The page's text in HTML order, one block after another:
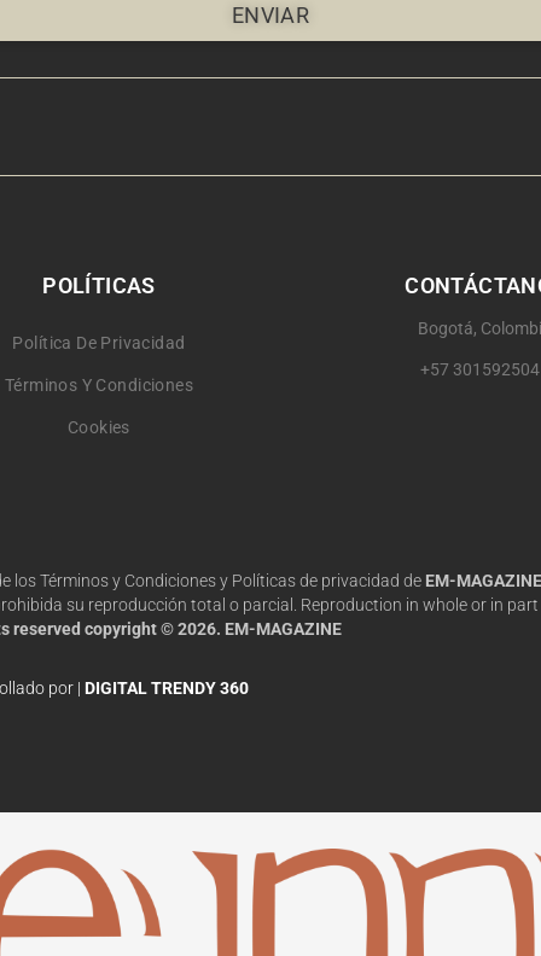
ENVIAR
POLÍTICAS
Política De Privacidad
Términos Y Condiciones
Cookies
Bogotá,
+57
los Términos y Condiciones y Políticas de privacidad de EM-MAGAZINE
su reproducción total o parcial. Reproduction in whole or in part
reserved copyright © 2026. EM-MAGAZINE
por | DIGITAL TRENDY 360